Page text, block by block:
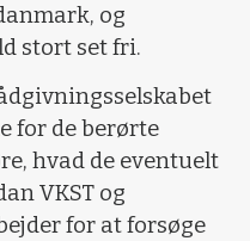
og
stort set fri.
for de berørte
hvad de eventuelt
VKST og
for at forsøge